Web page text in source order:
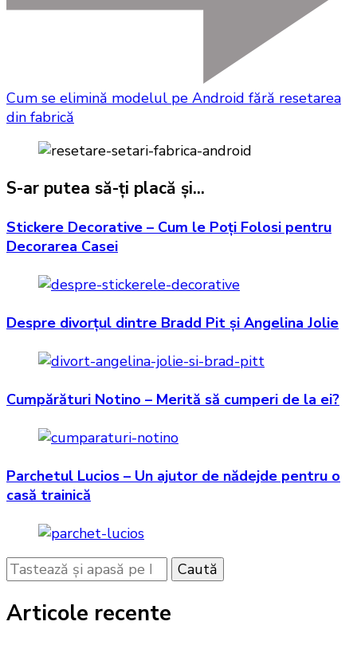
Cum se elimină modelul pe Android fără resetarea
din fabrică
S-ar putea să-ți placă și...
Stickere Decorative – Cum le Poți Folosi pentru
Decorarea Casei
Despre divorțul dintre Bradd Pit și Angelina Jolie
Cumpărături Notino – Merită să cumperi de la ei?
Parchetul Lucios – Un ajutor de nădejde pentru o
casă trainică
Cauți
ceva?
Articole recente